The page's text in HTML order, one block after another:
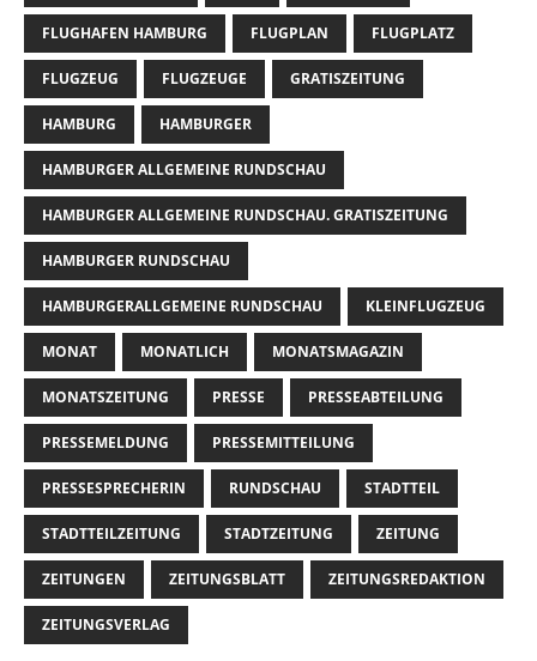
FLUGHAFEN HAMBURG FLUGPLAN FLUGPLATZ
FLUGZEUG FLUGZEUGE GRATISZEITUNG
HAMBURG HAMBURGER
HAMBURGER ALLGEMEINE RUNDSCHAU
HAMBURGER ALLGEMEINE RUNDSCHAU. GRATISZEITUNG
HAMBURGER RUNDSCHAU
HAMBURGERALLGEMEINE RUNDSCHAU KLEINFLUGZEUG
MONAT MONATLICH MONATSMAGAZIN
MONATSZEITUNG PRESSE PRESSEABTEILUNG
PRESSEMELDUNG PRESSEMITTEILUNG
PRESSESPRECHERIN RUNDSCHAU STADTTEIL
STADTTEILZEITUNG STADTZEITUNG ZEITUNG
ZEITUNGEN ZEITUNGSBLATT ZEITUNGSREDAKTION
ZEITUNGSVERLAG